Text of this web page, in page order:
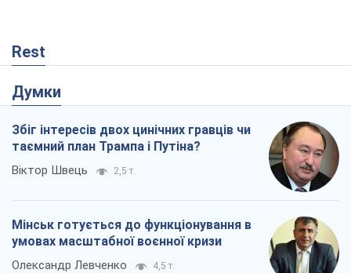
Rest
Думки
Збіг інтересів двох цинічних гравців чи
таємний план Трампа і Путіна?
Віктор Швець 2,5 т.
Мінськ готується до функціонування в
умовах масштабної воєнної кризи
Олександр Левченко 4,5 т.